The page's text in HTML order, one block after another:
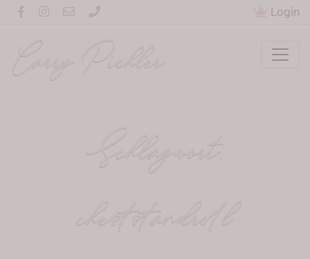
Login
Carry Pichler
Schlagwort:
cheststandroll